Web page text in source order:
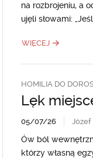
na rozbrojeniu, a
ujęli słowami:
WIĘCEJ
HOMILIA DO
Lęk
05/07/26 Józef
Ów ból
którzy własną